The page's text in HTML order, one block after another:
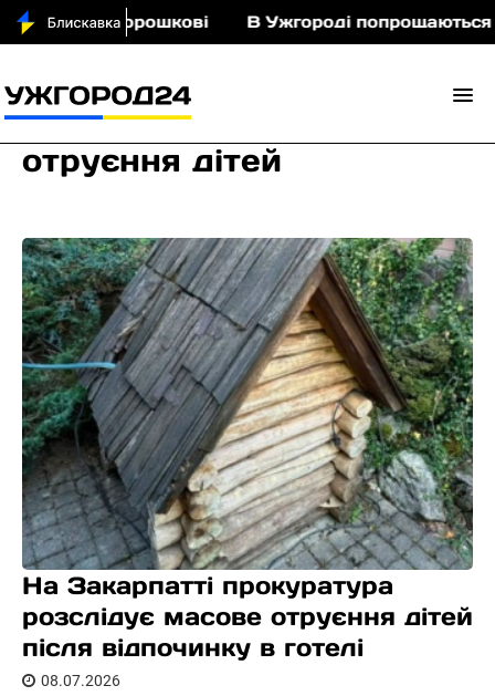
у Порошкові В Ужгороді попрощаються
отруєння дітей
На Закарпатті прокуратура
розслідує масове отруєння дітей
після відпочинку в готелі
08.07.2026